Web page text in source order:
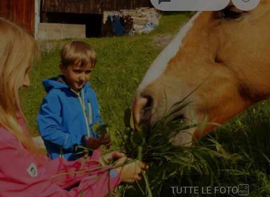
TUTTE LE FOTO